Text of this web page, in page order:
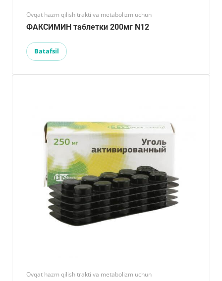
Ovqat hazm qilish trakti va metabolizm uchun
ФАКСИМИН таблетки 200мг N12
Batafsil
Ovqat hazm qilish trakti va metabolizm uchun